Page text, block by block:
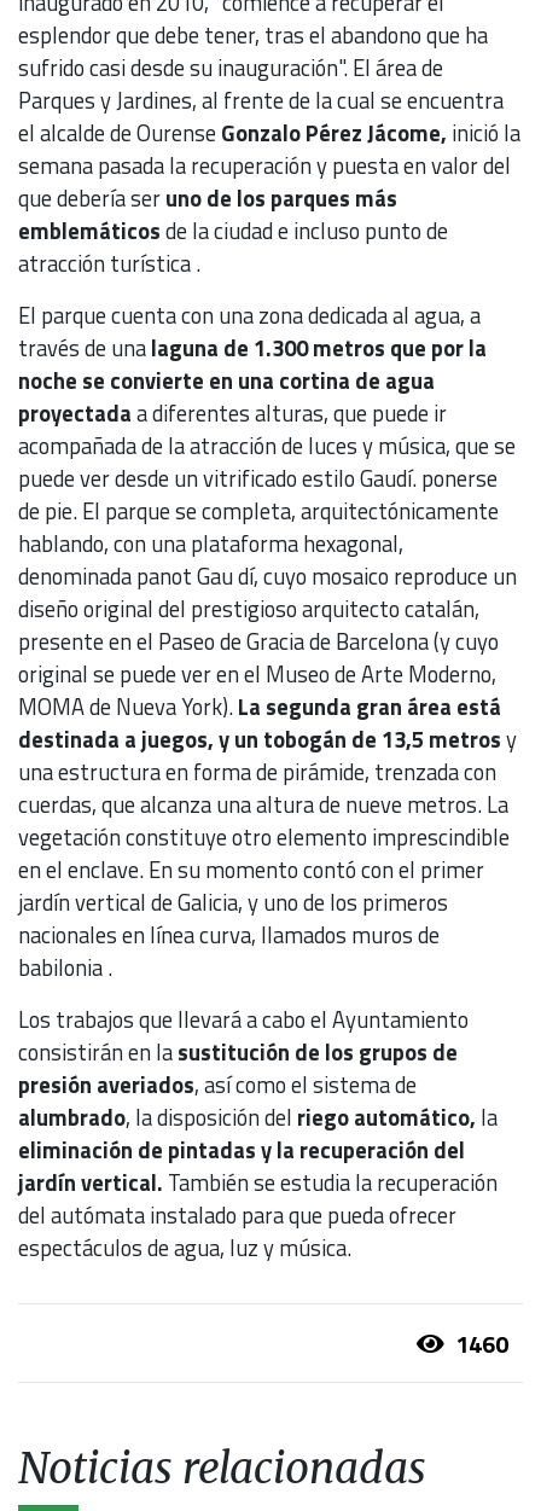
esplendor que debe tener, tras el abandono que ha
sufrido casi desde su inauguración". El área de
Parques y Jardines, al frente de la cual se encuentra
el alcalde de OurenseGonzalo Pérez Jácome, inició la
semana pasada la recuperación y puesta en valor del
que debería seruno de los parques más
emblemáticosde la ciudad e incluso punto de
atracción turística .
El parque cuenta con una zona dedicada al agua, a
través de unalaguna de 1.300 metros que por la
noche se convierte en una cortina de agua
proyectadaa diferentes alturas, que puede ir
acompañada de la atracción de luces y música, que se
puede ver desde un vitrificado estilo Gaudí. ponerse
de pie. El parque se completa, arquitectónicamente
hablando, con una plataforma hexagonal,
denominada panot Gau dí, cuyo mosaico reproduce un
diseño original del prestigioso arquitecto catalán,
presente en el Paseo de Gracia de Barcelona (y cuyo
original se puede ver en el Museo de Arte Moderno,
MOMA de Nueva York).La segunda gran área está
destinada a juegos, y un tobogán de 13,5 metrosy
una estructura en forma de pirámide, trenzada con
cuerdas, que alcanza una altura de nueve metros. La
vegetación constituye otro elemento imprescindible
en el enclave. En su momento contó con el primer
jardín vertical de Galicia, y uno de los primeros
nacionales en línea curva, llamados muros de
babilonia .
Los trabajos que llevará a cabo el Ayuntamiento
consistirán en lasustitución de los grupos de
presión averiados, así como el sistema de
alumbrado, la disposición del riego automático, la
eliminación de pintadas y la recuperación del
jardín vertical. También se estudia la recuperación
del autómata instalado para que pueda ofrecer
espectáculos de agua, luz y música.
1460
Noticias relacionadas